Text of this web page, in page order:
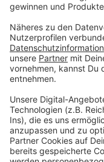
von Betriebs- und
werden.
Die Anträge und
finden gibthier.
Die Anträge könnt
für Herdecke:
Anträge auf